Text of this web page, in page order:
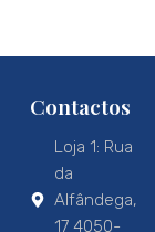
Contactos
Loja 1: Rua
da
Alfândega,
17 4050-